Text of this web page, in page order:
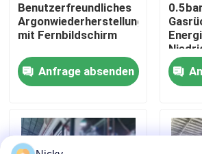
Neuigkeiten
Bitte um ein Angebot
Hoher Reinheitsgrad-Stickstoff-
Benutzerfreundliches
Argonwiederherstellungssystem
mit Fernbildschirm
Anfrage absenden